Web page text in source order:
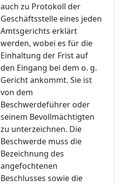
auch zu Protokoll der
Geschäftsstelle eines jeden
Amtsgerichts erklärt
werden, wobei es für die
Einhaltung der Frist auf
den Eingang bei dem o. g.
Gericht ankommt. Sie ist
von dem
Beschwerdeführer oder
seinem Bevollmächtigten
zu unterzeichnen. Die
Beschwerde muss die
Bezeichnung des
angefochtenen
Beschlusses sowie die